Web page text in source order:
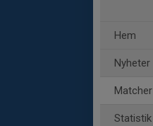
Hem
Nyheter
Matcher
Statistik